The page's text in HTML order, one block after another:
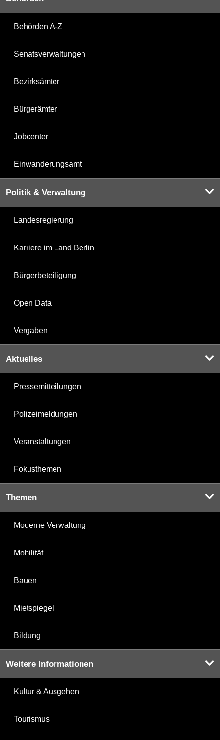
Behörden A-Z
Senatsverwaltungen
Bezirksämter
Bürgerämter
Jobcenter
Einwanderungsamt
Politik & Verwaltung
Landesregierung
Karriere im Land Berlin
Bürgerbeteiligung
Open Data
Vergaben
Aktuelles
Pressemitteilungen
Polizeimeldungen
Veranstaltungen
Fokusthemen
Themen
Moderne Verwaltung
Mobilität
Bauen
Mietspiegel
Bildung
Weitere Informationen
Kultur & Ausgehen
Tourismus